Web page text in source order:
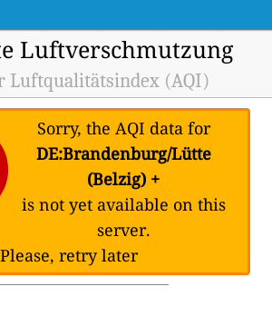
Luftverschmutzung
Luftqualitätsindex (AQI)
Sorry, the AQI data for
DE:Brandenburg/Lütte
(Belzig) +
is not yet available on this
server.
Please, retry later